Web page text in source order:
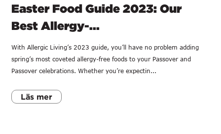
Easter Food Guide 2023: Our
Best Allergy-...
With Allergic Living’s 2023 guide, you’ll have no problem adding
spring’s most coveted allergy-free foods to your Passover and
Passover celebrations. Whether you’re expectin...
Läs mer